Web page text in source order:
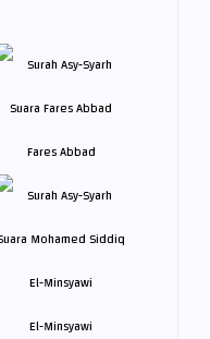
Fares Abbad
El-Minsyawi